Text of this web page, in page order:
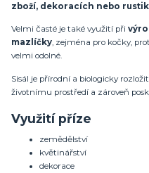
zboží, dekoracích nebo
Velmi časté je také využití při
mazlíčky, zejména pro kočky,
velmi odolné.
Sisál je přírodní a biologicky
životnímu prostředí a zároveň
Využití příze
zemědělství
květinářství
dekorace